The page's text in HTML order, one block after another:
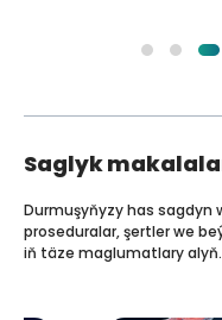
Saglyk
Durmuşyňyzy has sagdyn
proseduralar, şertler we
iň täze maglumatlary alyň.